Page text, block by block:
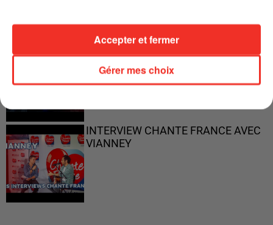
"JE RESPIRE MIEUX SUR SCÈNE" -
INTERVIEW CHANTE FRANCE AVEC
VIANNEY
Gérer mes choix
Accepter et fermer